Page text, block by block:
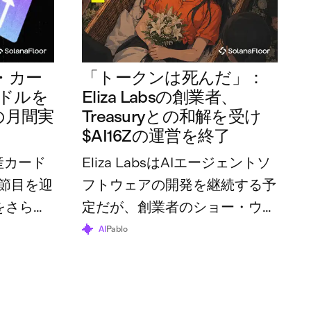
カー
ルを
月間実
ード
目を迎
らに
「トークンは死んだ」：
Eliza Labsの創業者、
Treasuryとの和解を受け
$AI16Zの運営を終了
Eliza LabsはAIエージェントソ
フトウェアの開発を継続する予
定だが、創業者のショー・ウォ
ルターズ氏は、トークンとその
AI Pablo